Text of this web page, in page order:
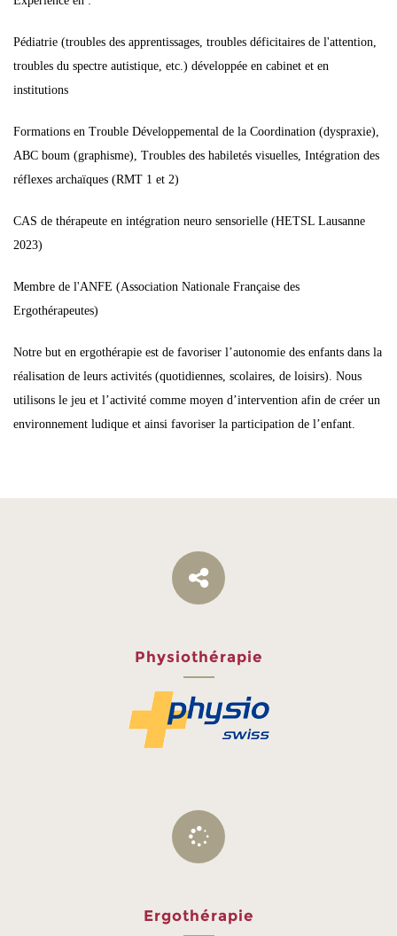
Pédiatrie (troubles des apprentissages, troubles déficitaires de l'attention,
troubles du spectre autistique, etc.) développée en cabinet et en
institutions
Formations en Trouble Développemental de la Coordination (dyspraxie),
ABC boum (graphisme), Troubles des habiletés visuelles, Intégration des
réflexes archaïques (RMT 1 et 2)
CAS de thérapeute en intégration neuro sensorielle (HETSL Lausanne
2023)
Membre de l'ANFE (Association Nationale Française des
Ergothérapeutes)
Notre but en ergothérapie est de favoriser l’autonomie des enfants dans la
réalisation de leurs activités (quotidiennes, scolaires, de loisirs). Nous
utilisons le jeu et l’activité comme moyen d’intervention afin de créer un
environnement ludique et ainsi favoriser la participation de l’enfant.
Physiothérapie
Ergothérapie